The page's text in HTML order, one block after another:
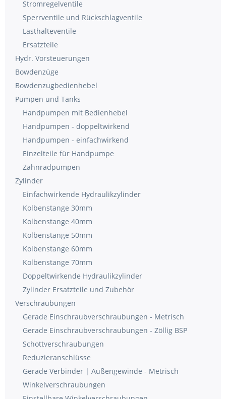
Stromregelventile
Sperrventile und Rückschlagventile
Lasthalteventile
Ersatzteile
Hydr. Vorsteuerungen
Bowdenzüge
Bowdenzugbedienhebel
Pumpen und Tanks
Handpumpen mit Bedienhebel
Handpumpen - doppeltwirkend
Handpumpen - einfachwirkend
Einzelteile für Handpumpe
Zahnradpumpen
Zylinder
Einfachwirkende Hydraulikzylinder
Kolbenstange 30mm
Kolbenstange 40mm
Kolbenstange 50mm
Kolbenstange 60mm
Kolbenstange 70mm
Doppeltwirkende Hydraulikzylinder
Zylinder Ersatzteile und Zubehör
Verschraubungen
Gerade Einschraubverschraubungen - Metrisch
Gerade Einschraubverschraubungen - Zöllig BSP
Schottverschraubungen
Reduzieranschlüsse
Gerade Verbinder | Außengewinde - Metrisch
Winkelverschraubungen